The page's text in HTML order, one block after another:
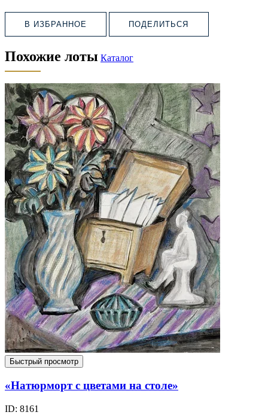
В ИЗБРАННОЕ ПОДЕЛИТЬСЯ
Похожие лоты Каталог
Быстрый просмотр
«Натюрморт с цветами на столе»
ID: 8161